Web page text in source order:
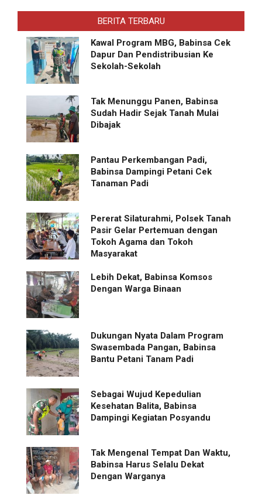
BERITA TERBARU
Kawal Program MBG, Babinsa Cek
Dapur Dan Pendistribusian Ke
Sekolah-Sekolah
Tak Menunggu Panen, Babinsa
Sudah Hadir Sejak Tanah Mulai
Dibajak
Pantau Perkembangan Padi,
Babinsa Dampingi Petani Cek
Tanaman Padi
Pererat Silaturahmi, Polsek Tanah
Pasir Gelar Pertemuan dengan
Tokoh Agama dan Tokoh
Masyarakat
Lebih Dekat, Babinsa Komsos
Dengan Warga Binaan
Dukungan Nyata Dalam Program
Swasembada Pangan, Babinsa
Bantu Petani Tanam Padi
Sebagai Wujud Kepedulian
Kesehatan Balita, Babinsa
Dampingi Kegiatan Posyandu
Tak Mengenal Tempat Dan Waktu,
Babinsa Harus Selalu Dekat
Dengan Warganya